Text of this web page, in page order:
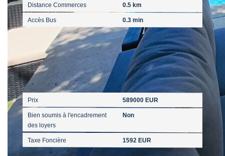
Distance Commerces 0.5 km
Accès Bus 0.3 min
Aspects financiers
Prix 589000 EUR
Bien soumis à l'encadrement
des loyers
Non
Taxe Foncière 1592 EUR